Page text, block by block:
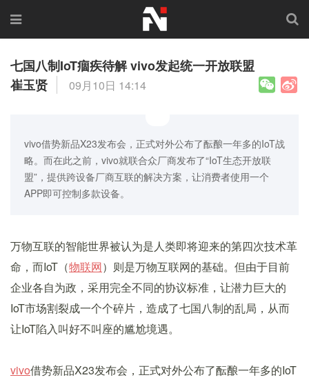
七国八制IoT痼疾待解 vivo发起统一开放联盟
崔玉贤
09月10日 14:14
vivo借势新品X23发布会，正式对外公布了酝酿一年多的IoT战
略。而在此之前，vivo就联合众厂商发布了“IoT生态开放联
盟”，提供跨设备厂商互联的解决方案，让消费者使用一个
APP即可控制多款设备。
万物互联的智能世界被认为是人类即将迎来的第四次技术革
命，而IoT（物联网）则是万物互联网的基础。但由于目前
企业各自为政，采用完全不同的协议标准，让潜力巨大的
IoT市场割裂成一个个碎片，造成了七国八制的乱局，从而
让IoT陷入叫好不叫座的尴尬境遇。
vivo借势新品X23发布会，正式对外公布了酝酿一年多的IoT